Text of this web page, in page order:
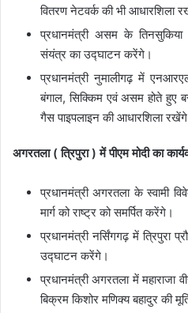
वितरण नेटवर्क की भी आधारशिला
प्रधानमंत्री असम के
संयंत्र का उद्घाटन करेंगे।
प्रधानमंत्री नुमालीगढ़ में
बंगाल, सिक्किम एवं असम होते हुए
गैस पाइपलाइन की आधारशिला
अगरतला ( त्रिपुरा ) में पीएम मोदी का
प्रधानमंत्री अगरतला के स्वामी
मार्ग को राष्ट्र को समर्पित करेंगे।
प्रधानमंत्री नर्सिंगगढ़ में त्रिपुरा
उद्घाटन करेंगे।
प्रधानमंत्री अगरतला में महाराजा
बिक्रम किशोर मणिक्य बहादुर की